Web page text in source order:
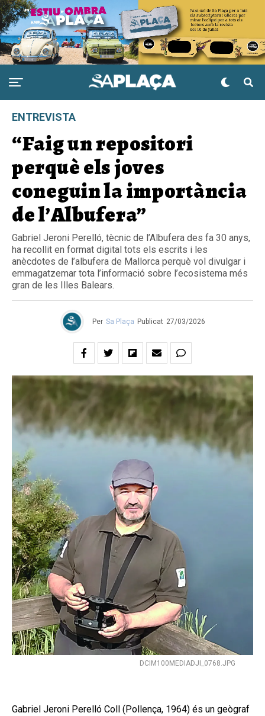
ENTREVISTA
“Faig un repositori
perquè els joves
coneguin la importància
de l’Albufera”
Gabriel Jeroni Perelló, tècnic de l’Albufera des fa 30 anys,
ha recollit en format digital tots els escrits i les
anècdotes de l’albufera de Mallorca perquè vol divulgar i
emmagatzemar tota l’informació sobre l’ecosistema més
gran de les Illes Balears.
Per Sa Plaça Publicat 27/03/2026
DCIM100MEDIADJI_0768.JPG
Gabriel Jeroni Perelló Coll (Pollença, 1964) és un geògraf